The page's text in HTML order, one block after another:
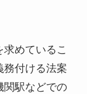
めているこ
務付ける法案
関駅などでの